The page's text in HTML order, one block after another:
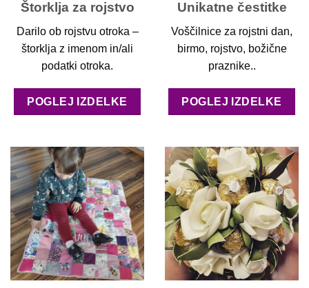
Štorklja za rojstvo
Darilo ob rojstvu otroka –
štorklja z imenom in/ali
podatki otroka.
POGLEJ IZDELKE
Unikatne čestitke
Voščilnice za rojstni dan,
birmo, rojstvo, božične
praznike..
POGLEJ IZDELKE